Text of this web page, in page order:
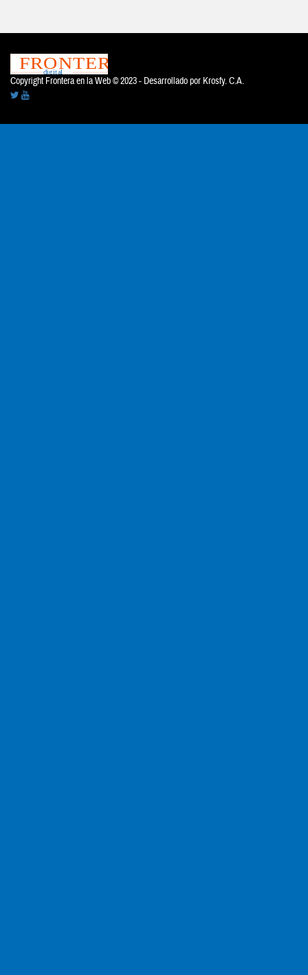
Copyright Frontera en la Web © 2023 - Desarrollado por Krosfy. C.A.